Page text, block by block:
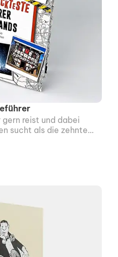
reist und dabei
sucht als die zehnte